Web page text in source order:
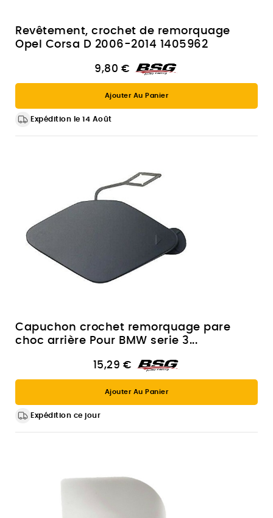
Revêtement, crochet de remorquage
Opel Corsa D 2006-2014 1405962
9,80 €
Ajouter Au Panier
Expédition le 14 Août
Capuchon crochet remorquage pare
choc arrière Pour BMW serie 3...
15,29 €
Ajouter Au Panier
Expédition ce jour